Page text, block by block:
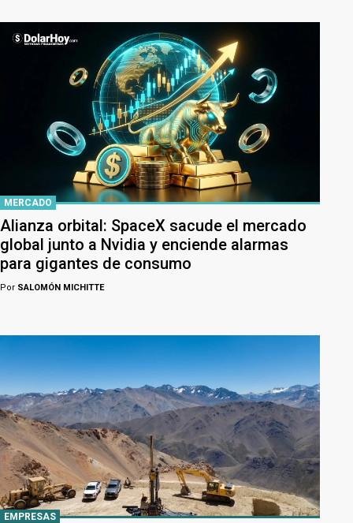
MERCADO
Alianza orbital: SpaceX sacude el mercado
global junto a Nvidia y enciende alarmas
para gigantes de consumo
Por SALOMÓN MICHITTE
EMPRESAS